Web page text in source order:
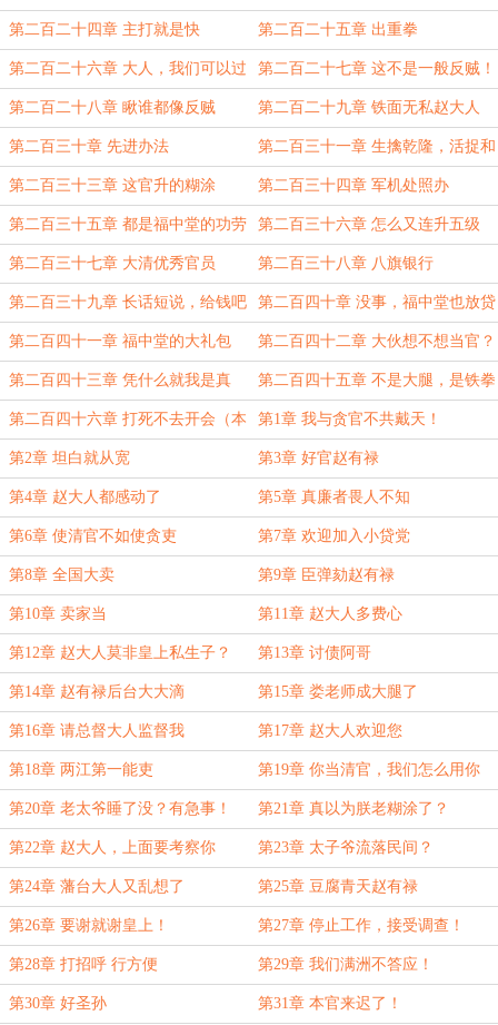
第二百二十四章 主打就是快 第二百二十五章 出重拳
第二百二十六章 大人，我们可以过
户啊
第二百二十七章 这不是一般反贼！
第二百二十八章 瞅谁都像反贼 第二百二十九章 铁面无私赵大人
第二百三十章 先进办法 第二百三十一章 生擒乾隆，活捉和
珅
第二百三十三章 这官升的糊涂 第二百三十四章 军机处照办
第二百三十五章 都是福中堂的功劳 第二百三十六章 怎么又连升五级
的！
第二百三十七章 大清优秀官员 第二百三十八章 八旗银行
第二百三十九章 长话短说，给钱吧 第二百四十章 没事，福中堂也放贷
款的
第二百四十一章 福中堂的大礼包 第二百四十二章 大伙想不想当官？
第二百四十三章 凭什么就我是真
的？
第二百四十五章 不是大腿，是铁拳
第二百四十六章 打死不去开会（本
卷终）
第1章 我与贪官不共戴天！
第2章 坦白就从宽 第3章 好官赵有禄
第4章 赵大人都感动了 第5章 真廉者畏人不知
第6章 使清官不如使贪吏 第7章 欢迎加入小贷党
第8章 全国大卖 第9章 臣弹劾赵有禄
第10章 卖家当 第11章 赵大人多费心
第12章 赵大人莫非皇上私生子？ 第13章 讨债阿哥
第14章 赵有禄后台大大滴 第15章 娄老师成大腿了
第16章 请总督大人监督我 第17章 赵大人欢迎您
第18章 两江第一能吏 第19章 你当清官，我们怎么用你
第20章 老太爷睡了没？有急事！ 第21章 真以为朕老糊涂了？
第22章 赵大人，上面要考察你 第23章 太子爷流落民间？
第24章 藩台大人又乱想了 第25章 豆腐青天赵有禄
第26章 要谢就谢皇上！ 第27章 停止工作，接受调查！
第28章 打招呼 行方便 第29章 我们满洲不答应！
第30章 好圣孙 第31章 本官来迟了！